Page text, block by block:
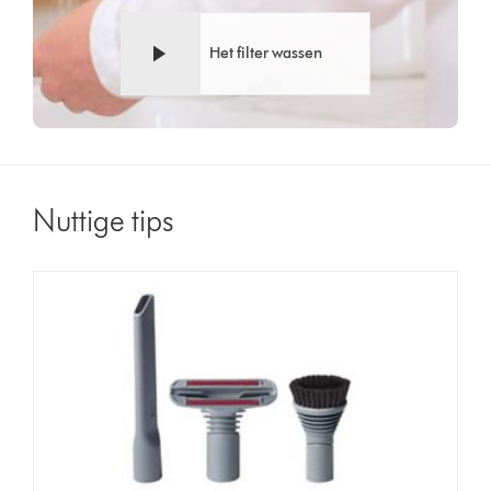
Het filter wassen
Nuttige tips